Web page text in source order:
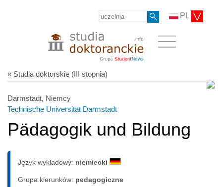
PL
« Studia doktorskie (III stopnia)
Darmstadt, Niemcy
Technische Universität Darmstadt
Pädagogik und Bildung
Język wykładowy: niemiecki
Grupa kierunków: pedagogiczne